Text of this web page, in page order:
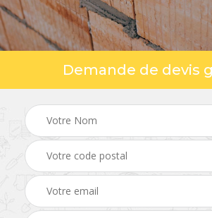
Demande de devis